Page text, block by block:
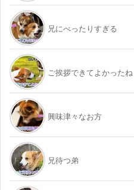
兄にべったりすぎる
ご挨拶できてよかったね
興味津々なお方
兄待つ弟